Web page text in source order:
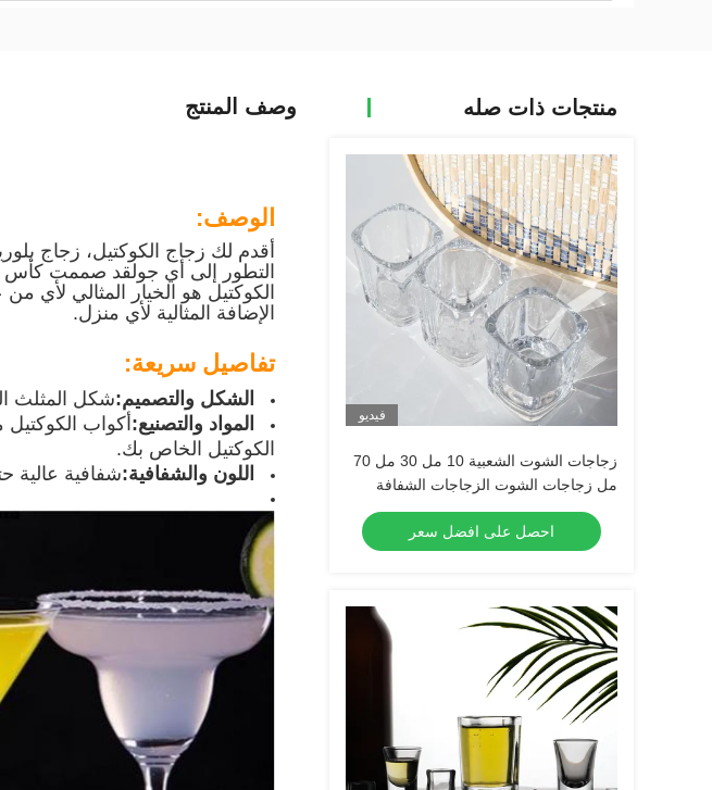
منتجات ذات صله
فيديو
زجاجات الشوت الشعبية 10 مل 30 مل 70
مل زجاجات الشوت الزجاجات الشفافة
الكحولية
احصل على افضل سعر
وصف المنتج
الوصف:
أقدم لك زجاج الكوكتيل، زجاج
التطور إلى أي جولقد صممت كأس
الكوكتيل هو الخيار المثالي لأي
الإضافة المثالية لأي منزل.
تفاصيل سريعة:
الشكل والتصميم:شكل المثلث
المواد والتصنيع: أكواب
الكوكتيل الخاص بك.
اللون والشفافية:شفافية